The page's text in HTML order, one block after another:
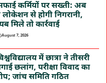
कर्मियों पर सख्ती: अब
से होगी निगरानी,
मिले तो कार्रवाई
August 7, 2026
में छात्रा ने तीसरी
छलांग, परीक्षा विवाद का
जांच समिति गठित